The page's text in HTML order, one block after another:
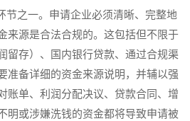
之一。申请企业必须清晰、完整地
来源是合法合规的。这包括但不限于
留存）、国内银行贷款、通过合规渠
准备详细的资金来源说明，并辅以强
账单、利润分配决议、贷款合同、增
明或涉嫌洗钱的资金都将导致申请被